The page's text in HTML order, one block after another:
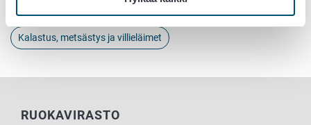
Eläintenpito
Kalastus, metsästys ja villieläimet
RUOKAVIRASTO